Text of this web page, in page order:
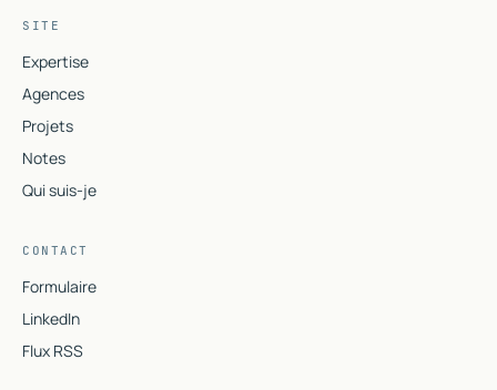
SITE
Expertise
Agences
Projets
Notes
Qui suis-je
CONTACT
Formulaire
LinkedIn
Flux RSS